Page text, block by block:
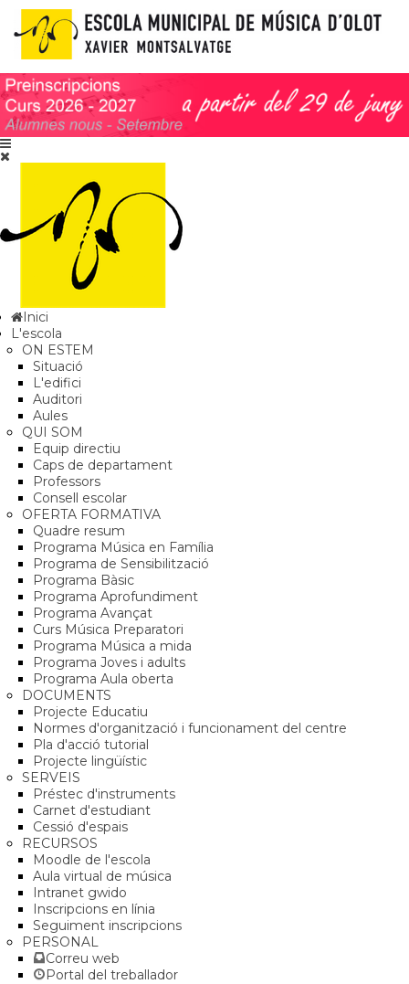
Inici
L'escola
ON ESTEM
Situació
L'edifici
Auditori
Aules
QUI SOM
Equip directiu
Caps de departament
Professors
Consell escolar
OFERTA FORMATIVA
Quadre resum
Programa Música en Família
Programa de Sensibilització
Programa Bàsic
Programa Aprofundiment
Programa Avançat
Curs Música Preparatori
Programa Música a mida
Programa Joves i adults
Programa Aula oberta
DOCUMENTS
Projecte Educatiu
Normes d'organització i funcionament del centre
Pla d'acció tutorial
Projecte lingüístic
SERVEIS
Préstec d'instruments
Carnet d'estudiant
Cessió d'espais
RECURSOS
Moodle de l'escola
Aula virtual de música
Intranet gwido
Inscripcions en línia
Seguiment inscripcions
PERSONAL
Correu web
Portal del treballador